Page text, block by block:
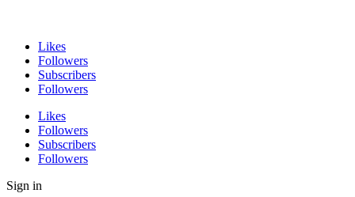
Likes
Followers
Subscribers
Followers
Likes
Followers
Subscribers
Followers
Sign in